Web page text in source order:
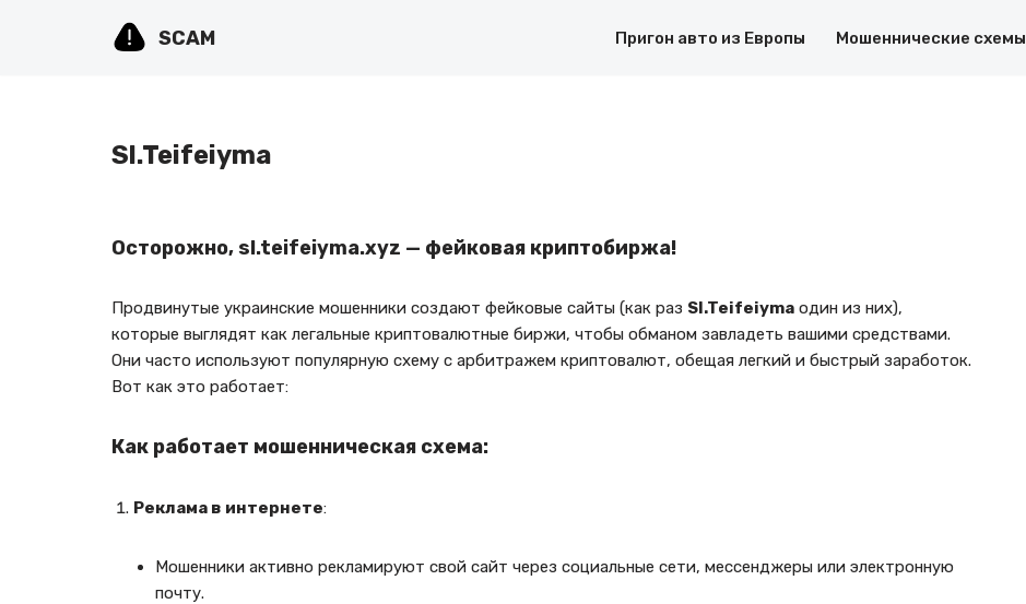
SCAM Пригон авто из Европы Мошеннические схемы
Sl.Teifeiyma
Осторожно, sl.teifeiyma.xyz — фейковая криптобиржа!
Продвинутые украинские мошенники создают фейковые сайты (как раз Sl.Teifeiyma один из них),
которые выглядят как легальные криптовалютные биржи, чтобы обманом завладеть вашими средствами.
Они часто используют популярную схему с арбитражем криптовалют, обещая легкий и быстрый заработок.
Вот как это работает:
Как работает мошенническая схема:
Реклама в интернете:
Мошенники активно рекламируют свой сайт через социальные сети, мессенджеры или электронную
почту.